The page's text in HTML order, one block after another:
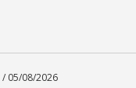
/ 05/08/2026